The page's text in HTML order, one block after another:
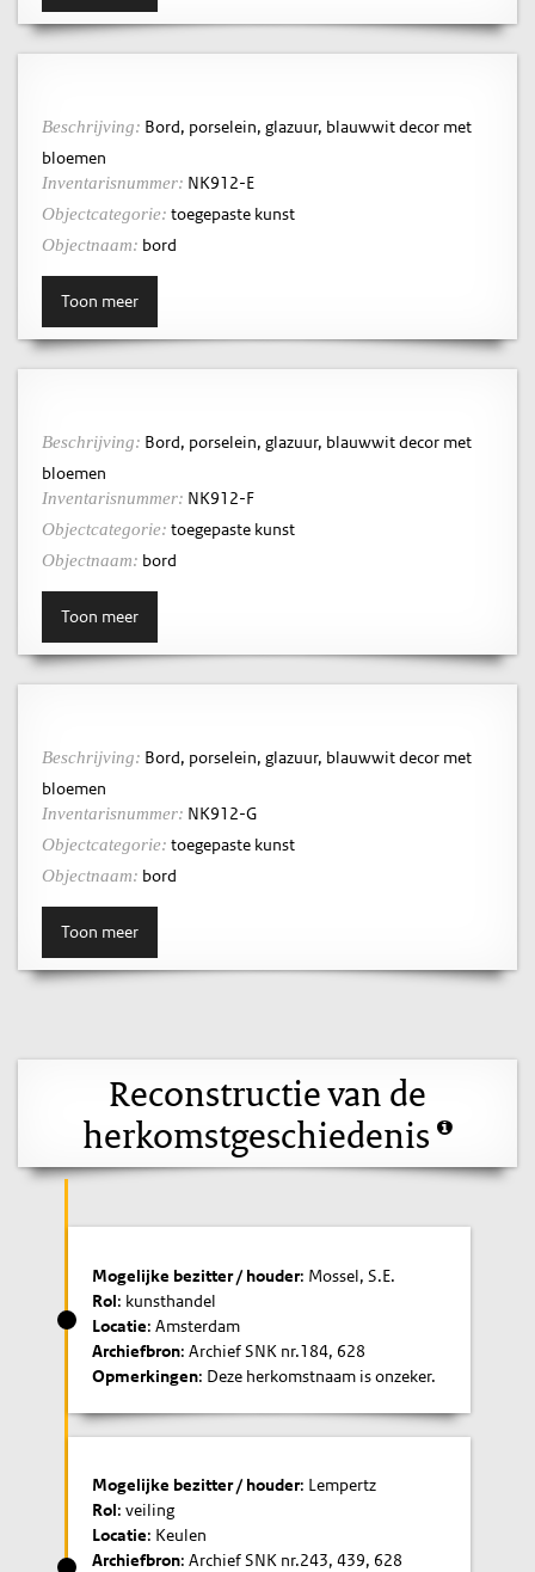
Beschrijving: Bord, porselein, glazuur, blauwwit decor met
bloemen
Inventarisnummer: NK912-E
Objectcategorie: toegepaste kunst
Objectnaam: bord
Toon meer
Beschrijving: Bord, porselein, glazuur, blauwwit decor met
bloemen
Inventarisnummer: NK912-F
Objectcategorie: toegepaste kunst
Objectnaam: bord
Toon meer
Beschrijving: Bord, porselein, glazuur, blauwwit decor met
bloemen
Inventarisnummer: NK912-G
Objectcategorie: toegepaste kunst
Objectnaam: bord
Toon meer
Reconstructie van de
herkomstgeschiedenis
Mogelijke bezitter / houder: Mossel, S.E.
Rol: kunsthandel
Locatie: Amsterdam
Archiefbron: Archief SNK nr.184, 628
Opmerkingen: Deze herkomstnaam is onzeker.
Mogelijke bezitter / houder: Lempertz
Rol: veiling
Locatie: Keulen
Archiefbron: Archief SNK nr.243, 439, 628